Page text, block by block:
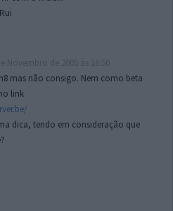
mas não consigo. Nem como beta
link
dica, tendo em consideração que